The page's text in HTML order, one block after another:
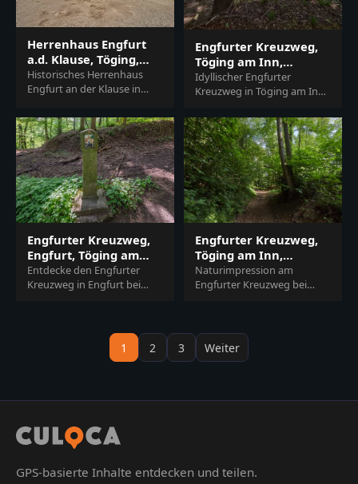
Herrenhaus Engfurt
a.d. Klause, Töging,
Inn-Salzach
Historisches Herrenhaus
Engfurt an der Klause in
Altötting, Oberbayern. Ein
malerisches Anwese…
Engfurter Kreuzweg,
Töging am Inn,
Altötting, Oberbayern
Idyllischer Engfurter
Kreuzweg in Töging am Inn,
Oberbayern. Ein
besinnlicher Waldweg in der
Regio…
Engfurter Kreuzweg,
Engfurt, Töging am
Inn, Oberbayern
Entdecke den Engfurter
Kreuzweg in Engfurt bei
Engfurter Kreuzweg,
Töging am Inn,
Altötting, Inn-Salzach
Naturimpression am
Engfurter Kreuzweg bei
1 2 3 Weiter
GPS-basierte Inhalte entdecken und teilen.